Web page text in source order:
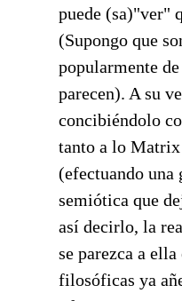
puede (sa)"ver"
(Supongo que
popularmente
parecen). A su
concibiéndolo
tanto a lo Matrix
(efectuando
semiótica que
así decirlo, la
se parezca a
filosóficas ya